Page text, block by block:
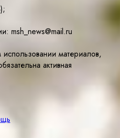
msh_news@mail.ru
материалов,
активная